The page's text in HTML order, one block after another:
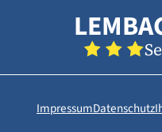
ImpressumDatenschutz